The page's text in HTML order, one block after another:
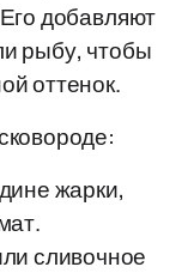
добавляют
рыбу, чтобы
оттенок.
жарки,
сливочное